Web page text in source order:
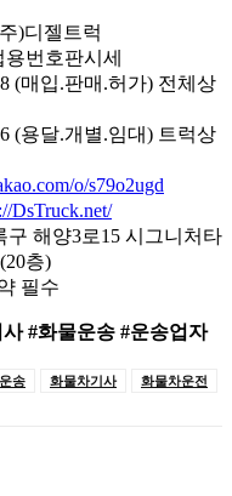
)디젤트럭
번호판시세
(매입.판매.허가) 전체상
(용달.개별.임대) 트럭상
o/s79o2ugd
DsTruck.net/
해양3로15 시그니처타
층)
필수
#화물운송 #운송업자
송 화물차기사 화물차운전